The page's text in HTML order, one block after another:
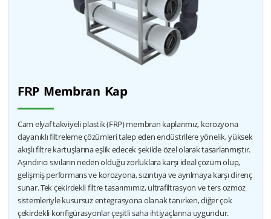
FRP Membran Kap
Cam elyaf takviyeli plastik (FRP) membran kaplarımız, korozyona
dayanıklı filtreleme çözümleri talep eden endüstrilere yönelik, yüksek
akışlı filtre kartuşlarına eşlik edecek şekilde özel olarak tasarlanmıştır.
Aşındırıcı sıvıların neden olduğu zorluklara karşı ideal çözüm olup,
gelişmiş performans ve korozyona, sızıntıya ve ayrılmaya karşı direnç
sunar. Tek çekirdekli filtre tasarımımız, ultrafiltrasyon ve ters ozmoz
sistemleriyle kusursuz entegrasyona olanak tanırken, diğer çok
çekirdekli konfigürasyonlar çeşitli saha ihtiyaçlarına uygundur.